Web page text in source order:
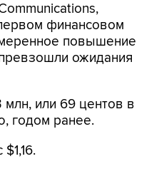
финансовом
повышение
ожидания
или 69 центов в
годом ранее.